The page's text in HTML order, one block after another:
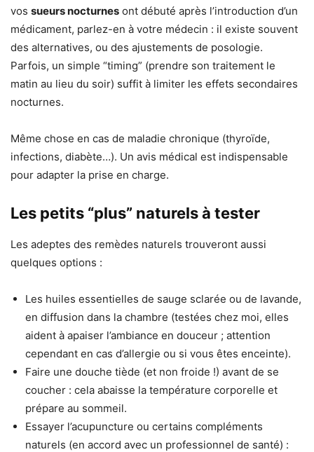
vos sueurs nocturnes ont débuté après l’introduction d’un
médicament, parlez-en à votre médecin : il existe souvent
des alternatives, ou des ajustements de posologie.
Parfois, un simple “timing” (prendre son traitement le
matin au lieu du soir) suffit à limiter les effets secondaires
nocturnes.
Même chose en cas de maladie chronique (thyroïde,
infections, diabète…). Un avis médical est indispensable
pour adapter la prise en charge.
Les petits “plus” naturels à tester
Les adeptes des remèdes naturels trouveront aussi
quelques options :
Les huiles essentielles de sauge sclarée ou de lavande,
en diffusion dans la chambre (testées chez moi, elles
aident à apaiser l’ambiance en douceur ; attention
cependant en cas d’allergie ou si vous êtes enceinte).
Faire une douche tiède (et non froide !) avant de se
coucher : cela abaisse la température corporelle et
prépare au sommeil.
Essayer l’acupuncture ou certains compléments
naturels (en accord avec un professionnel de santé) :